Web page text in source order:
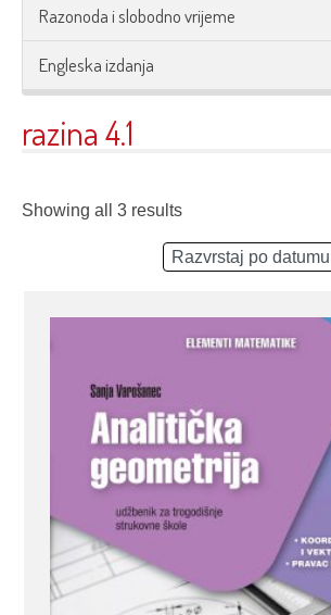
Razonoda i slobodno vrijeme
Engleska izdanja
razina 4.1
Showing all 3 results